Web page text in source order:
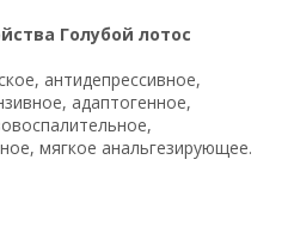
Голубой лотос
антидепрессивное,
адаптогенное,
мягкое анальгезирующее.